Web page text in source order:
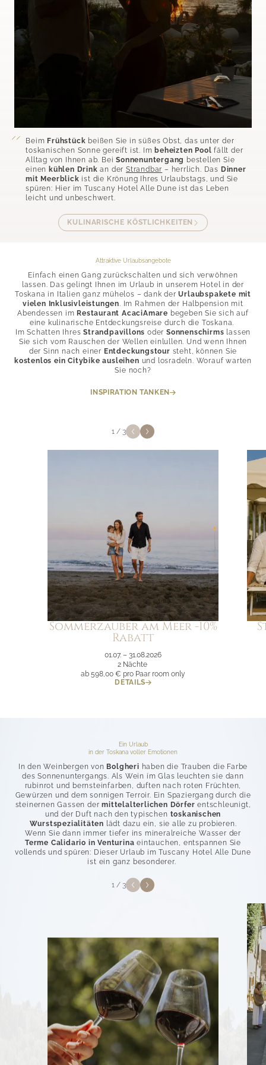
Beim Frühstück beißen Sie in süßes Obst, das unter der
toskanischen Sonne gereift ist. Im beheizten Pool fällt der
Alltag von Ihnen ab. BeiSonnenuntergang bestellen Sie
einen kühlen Drink an derStrandbar – herrlich. Das Dinner
mit Meerblick ist die Krönung Ihres Urlaubstags, und Sie
spüren: Hier im Tuscany Hotel Alle Dune ist das Leben
leicht und unbeschwert.
KULINARISCHE KÖSTLICHKEITEN
Attraktive Urlaubsangebote
Einfach einen Gang zurückschalten und sich verwöhnen
lassen. Das gelingt Ihnen im Urlaub in unserem Hotel in der
Toskana in Italien ganz mühelos – dank derUrlaubspakete mit
vielen Inklusivleistungen. Im Rahmen der Halbpension mit
Abendessen im Restaurant AcaciAmare begeben Sie sich auf
eine kulinarische Entdeckungsreise durch die Toskana.
Im Schatten IhresStrandpavillons oderSonnenschirms lassen
Sie sich vom Rauschen der Wellen einlullen. Und wenn Ihnen
der Sinn nach einer Entdeckungstour steht, können Sie
kostenlos ein Citybike ausleihen und losradeln. Worauf warten
Sie noch?
INSPIRATION TANKEN
1 / 3
Sommerzauber am Meer -10%
Rabatt
01.07. – 31.08.2026
2 Nächte
ab 598,00 € pro Paar room only
DETAILS
Ein Urlaub
in der Toskana voller Emotionen
In den Weinbergen von Bolgheri haben die Trauben die Farbe
des Sonnenuntergangs. Als Wein im Glas leuchten sie dann
rubinrot und bernsteinfarben, duften nach roten Früchten,
Gewürzen und dem sonnigen Terroir. Ein Spaziergang durch die
steinernen Gassen dermittelalterlichen Dörfer entschleunigt,
und der Duft nach den typischen toskanischen
Wurstspezialitäten lädt dazu ein, sie alle zu probieren.
Wenn Sie dann immer tiefer ins mineralreiche Wasser der
Terme Calidario in Venturina eintauchen, entspannen Sie
vollends und spüren: Dieser Urlaub im Tuscany Hotel Alle Dune
ist ein ganz besonderer.
1 / 3